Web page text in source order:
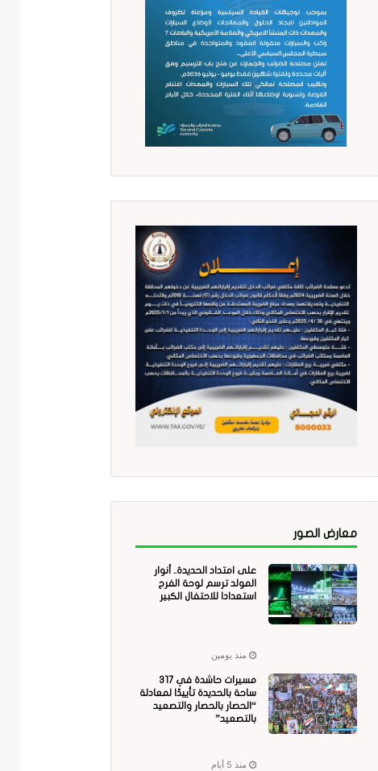
معارض الصور
على امتداد الحديدة.. أنوار
المولد ترسم لوحة الفرح
استعدادا للاحتفال الكبير
منذ يومين
مسيرات حاشدة في 317
ساحة بالحديدة تأييدًا لمعادلة
“الحصار بالحصار والتصعيد
بالتصعيد”
منذ 5 أيام